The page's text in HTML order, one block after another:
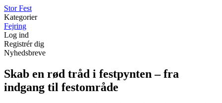
StorFest
Kategorier
Fejring
Log ind
Registrér dig
Nyhedsbreve
Skab en rød tråd i festpynten – fra
indgang til festområde